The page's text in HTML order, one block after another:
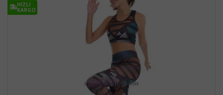
HIZLI
KARGO